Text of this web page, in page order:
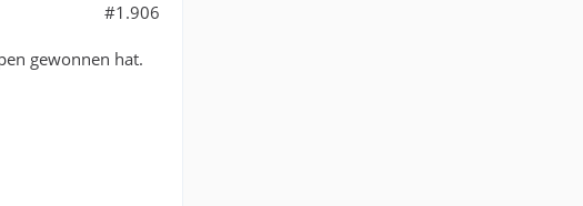
#1.906
gewonnen hat.